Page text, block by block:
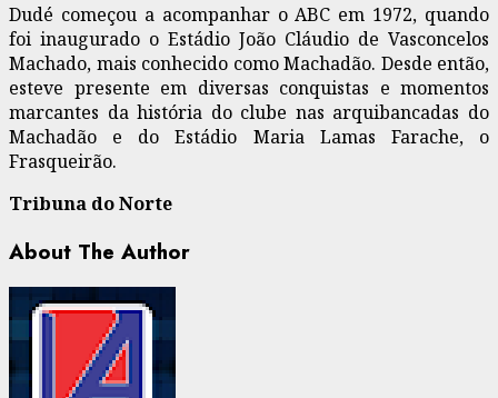
Dudé começou a acompanhar o ABC em 1972, quando
foi inaugurado o Estádio João Cláudio de Vasconcelos
Machado, mais conhecido como Machadão. Desde então,
esteve presente em diversas conquistas e momentos
marcantes da história do clube nas arquibancadas do
Machadão e do Estádio Maria Lamas Farache, o
Frasqueirão.
Tribuna do Norte
About The Author